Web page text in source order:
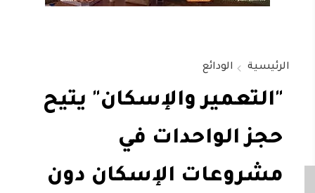
الرئيسية الودائع
"التعمير والإسكان" يتيح
حجز الواحدات في
مشروعات الإسكان دون